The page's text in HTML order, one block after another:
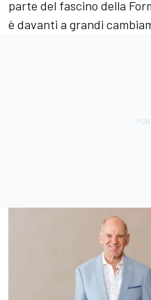
parte del fascino della
è davanti a grandi